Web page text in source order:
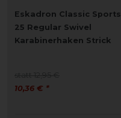
Eskadron Classic Sports
25 Regular Swivel
Karabinerhaken Strick
10,36 € *